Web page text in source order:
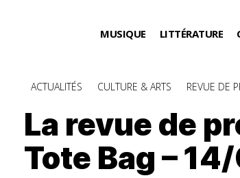
MUSIQUE LITTÉRATURE
Catégories
ACTUALITÉS CULTURE & ARTS REVUE DE
La revue de
Tote Bag –